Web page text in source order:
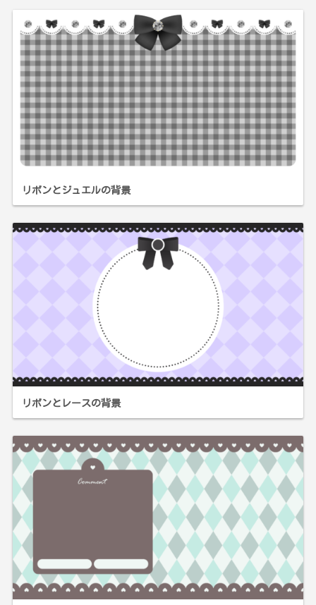
リボンとジュエルの背景
リボンとレースの背景